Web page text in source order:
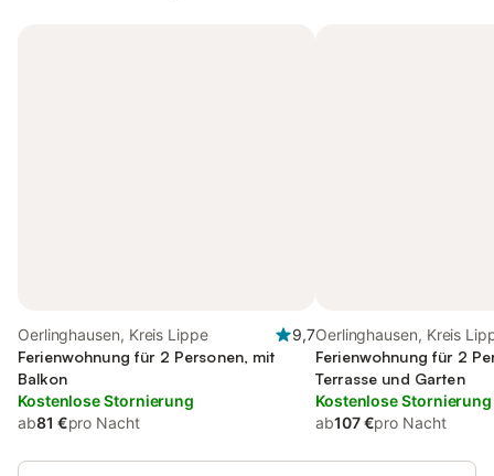
Oerlinghausen, Kreis Lippe
9,7
Ferienwohnung für 2 Personen, mit
Balkon
Kostenlose Stornierung
ab81 €pro Nacht
Oerlinghausen, Kreis
Ferienwohnung für 2
Terrasse und Garten
Kostenlose Stornierung
ab107 €pro Nacht